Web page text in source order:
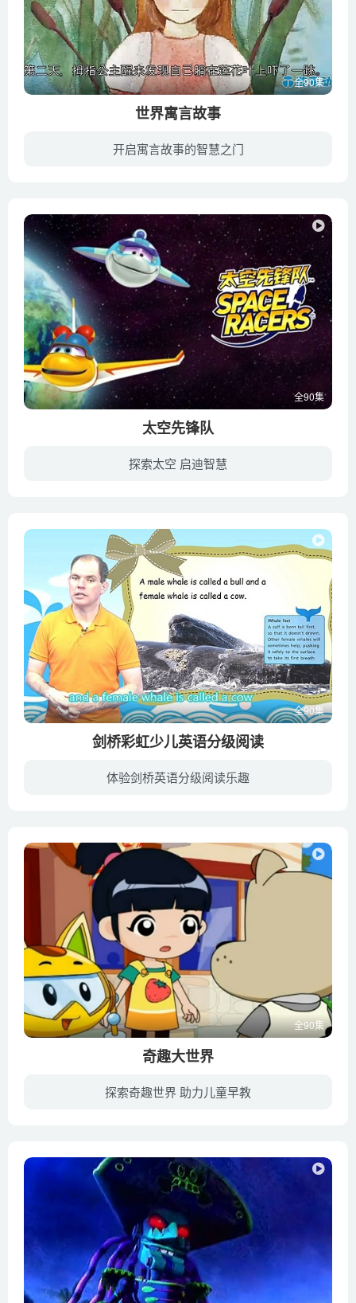
全90集
世界寓言故事
开启寓言故事的智慧之门
全90集
太空先锋队
探索太空 启迪智慧
全90集
剑桥彩虹少儿英语分级阅读
体验剑桥英语分级阅读乐趣
全90集
奇趣大世界
探索奇趣世界 助力儿童早教